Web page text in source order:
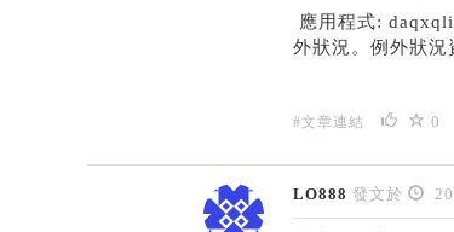
應用程式:
外狀況。例外狀
#文章連結 0
LO888 發文於